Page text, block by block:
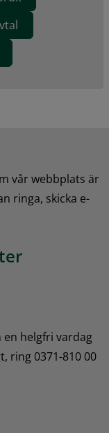
vår webbplats är
ringa, skicka e-
helgfri vardag
ring 0371-810 00